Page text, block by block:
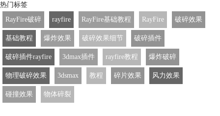
热门标签
RayFire破碎
rayfire RayFire基础教程 RayFire 破碎效果
基础教程 爆炸效果 破碎效果细节 破碎插件
破碎插件rayfire 3dmax插件 rayfire教程 爆炸破碎
物理破碎效果 3dsmax 教程 碎片效果 风力效果
碰撞效果 物体碎裂